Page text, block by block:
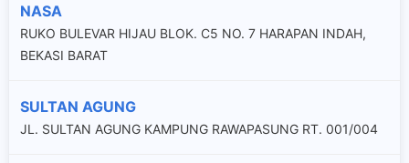
NASA
RUKO BULEVAR HIJAU BLOK. C5 NO. 7 HARAPAN INDAH,
BEKASI BARAT
SULTAN AGUNG
JL. SULTAN AGUNG KAMPUNG RAWAPASUNG RT. 001/004